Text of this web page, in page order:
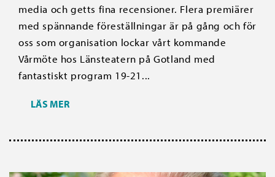
media och getts fina recensioner. Flera premiärer
med spännande föreställningar är på gång och för
oss som organisation lockar vårt kommande
Vårmöte hos Länsteatern på Gotland med
fantastiskt program 19-21...
LÄS MER